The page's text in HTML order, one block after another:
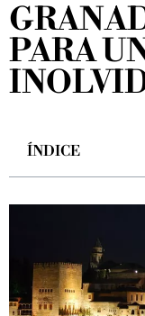
PARA
ÍNDICE